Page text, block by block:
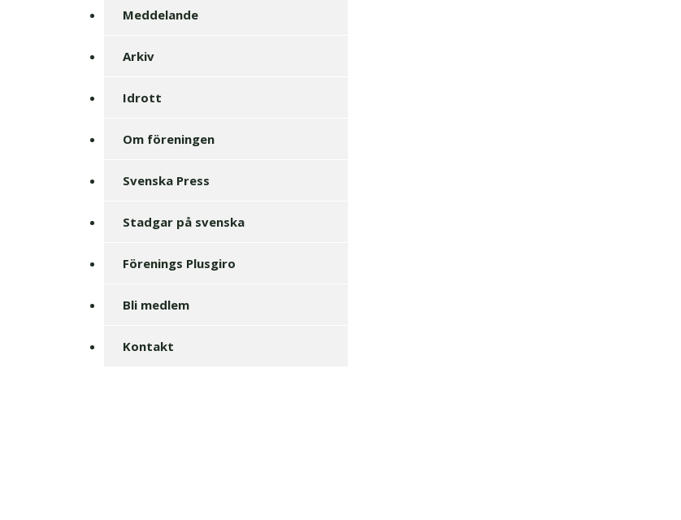
Meddelande
Arkiv
Idrott
Om föreningen
Svenska Press
Stadgar på svenska
Förenings Plusgiro
Bli medlem
Kontakt